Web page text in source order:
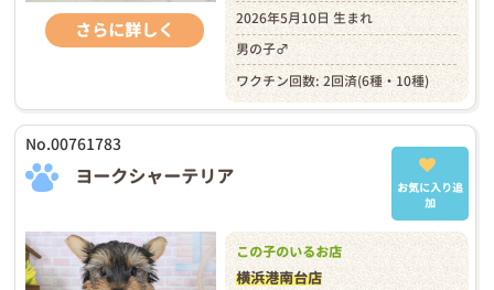
さらに詳しく
2026年5月10日 生まれ
男の子♂
ワクチン回数: 2回済(6種・10種)
No.00761783
ヨークシャーテリア
お気に入り追
加
この子のいるお店
横浜港南台店